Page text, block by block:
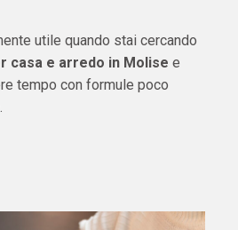
utile quando stai cercando
casa e arredo in Molise e
tempo con formule poco